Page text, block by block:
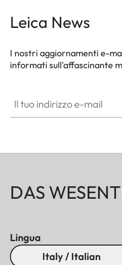
Leica News
I nostri aggiornamenti e-
informati sull'affascinante
DAS
Lingua
Italy / Italian